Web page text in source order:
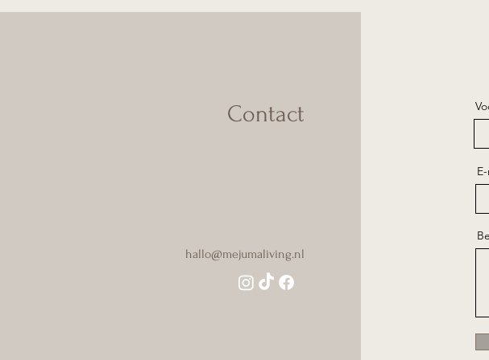
Contact
hallo@mejumaliving.nl